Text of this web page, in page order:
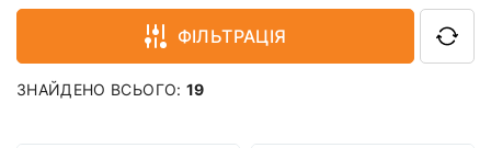
ФІЛЬТРАЦІЯ
ЗНАЙДЕНО ВСЬОГО: 19